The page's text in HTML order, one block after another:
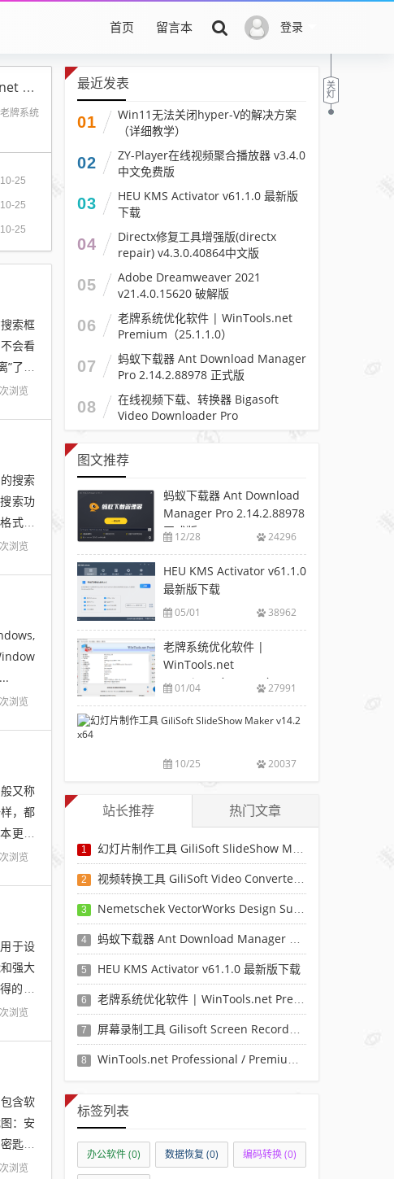
登录
首页 留言本
老牌系统优化软件 | WinTools.net Premium（25.1.1.0）
牌系统
10-25
10-25
10-25
索框
会看
”了，
浏览
搜索
索功
式的
浏览
浏览
又称
，都
更新
浏览
于设
强大
的设
浏览
含软
：安
匙，
浏览
最近发表
01
Win11无法关闭hyper-V的解决方案
（详细教学）
02
ZY-Player在线视频聚合播放器 v3.4.0
中文免费版
03
HEU KMS Activator v61.1.0 最新版
下载
04
Directx修复工具增强版(directx
repair) v4.3.0.40864中文版
05
Adobe Dreamweaver 2021
v21.4.0.15620 破解版
06
老牌系统优化软件 | WinTools.net
Premium（25.1.1.0）
07
蚂蚁下载器 Ant Download Manager
Pro 2.14.2.88978 正式版
08
在线视频下载、转换器 Bigasoft
Video Downloader Pro
图文推荐
蚂蚁下载器 Ant Download
Manager Pro 2.14.2.88978
正式版
12/28 24296
HEU KMS Activator v61.1.0
最新版下载
05/01 38962
老牌系统优化软件 |
WinTools.net
Premium（25.1.1.0）
01/04 27991
具
10/25 20037
站长推荐 热门文章
1 幻灯片制作工具 GiliSoft SlideShow Maker v14.2 x64
2 视频转换工具 GiliSoft Video Converter v12.6 / Discovery Edition v12.1.0
3 Nemetschek VectorWorks Design Suite 2024 SP6 x64
4 蚂蚁下载器 Ant Download Manager Pro 2.14.2.88978 正式版
5 HEU KMS Activator v61.1.0 最新版下载
6 老牌系统优化软件 | WinTools.net Premium（25.1.1.0）
7 屏幕录制工具 Gilisoft Screen Recorder Pro v13.6
8 WinTools.net Professional / Premium / Classic v24.11.2
标签列表
办公软件(0) 数据恢复 (0) 编码转换(0)